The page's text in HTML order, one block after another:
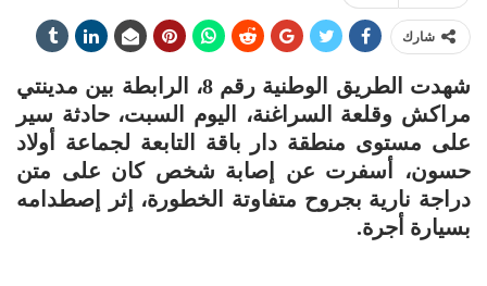
شارك
شهدت الطريق الوطنية رقم 8، الرابطة بين مدينتي
مراكش وقلعة السراغنة، اليوم السبت، حادثة سير
على مستوى منطقة دار باقة التابعة لجماعة أولاد
حسون، أسفرت عن إصابة شخص كان على متن
دراجة نارية بجروح متفاوتة الخطورة، إثر إصطدامه
بسيارة أجرة.